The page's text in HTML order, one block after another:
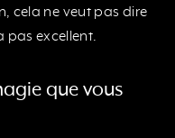
cela ne veut pas dire
pas excellent.
que vous